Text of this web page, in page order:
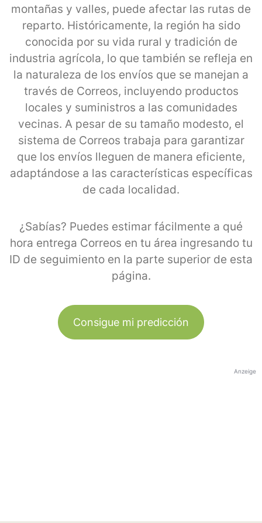
montañas y valles, puede afectar las rutas de
reparto. Históricamente, la región ha sido
conocida por su vida rural y tradición de
industria agrícola, lo que también se refleja en
la naturaleza de los envíos que se manejan a
través de Correos, incluyendo productos
locales y suministros a las comunidades
vecinas. A pesar de su tamaño modesto, el
sistema de Correos trabaja para garantizar
que los envíos lleguen de manera eficiente,
adaptándose a las características específicas
de cada localidad.
¿Sabías? Puedes estimar fácilmente a qué
hora entrega Correos en tu área ingresando tu
ID de seguimiento en la parte superior de esta
página.
Consigue mi predicción
Anzeige